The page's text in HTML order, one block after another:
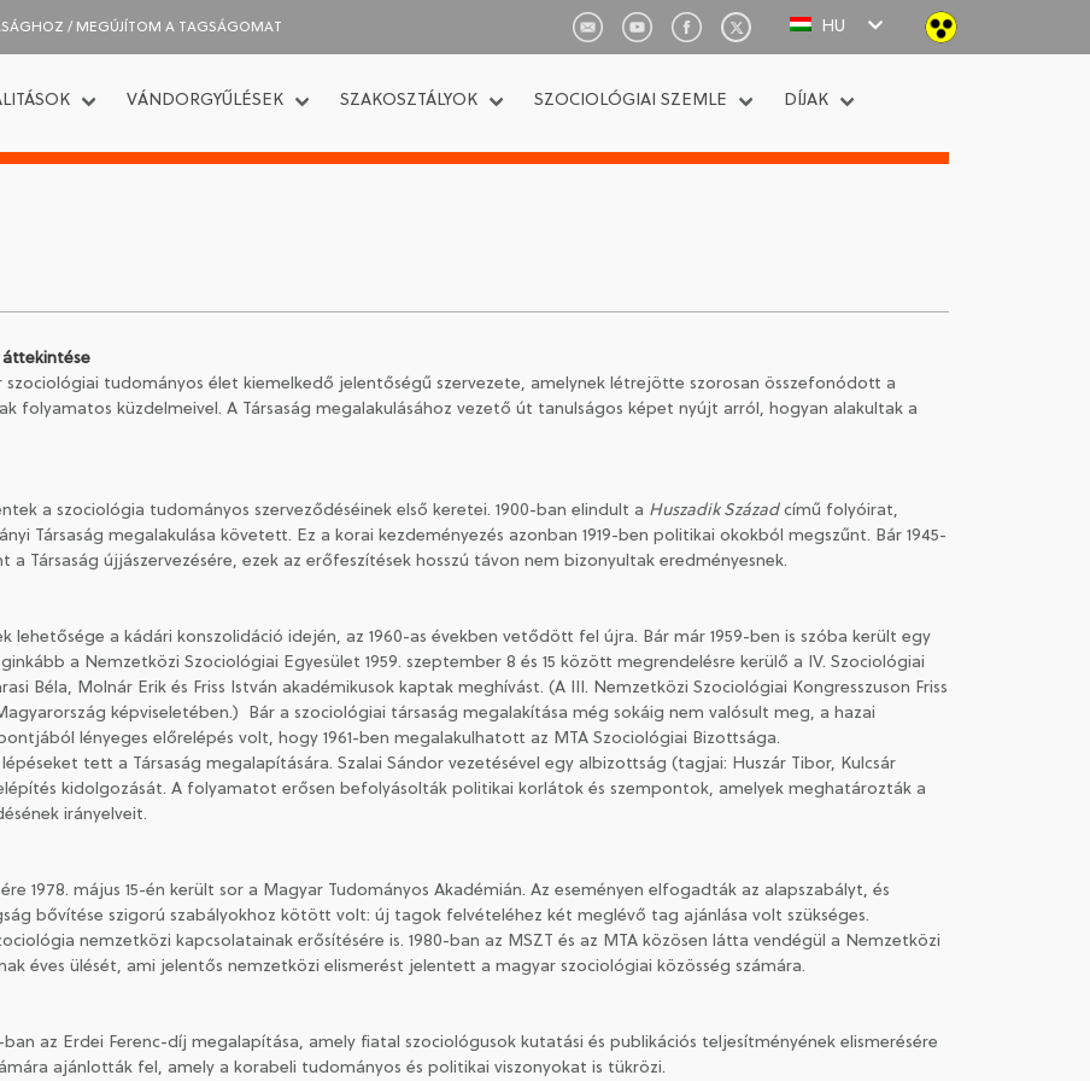
/ MEGÚJÍTOM A TAGSÁGOMAT HU
VÁNDORGYŰLÉSEK SZAKOSZTÁLYOK SZOCIOLÓGIAI SZEMLE DÍJAK
szociológiai tudományos élet kiemelkedő jelentőségű szervezete, amelynek létrejötte szorosan összefonódott a
folyamatos küzdelmeivel. A Társaság megalakulásához vezető út tanulságos képet nyújt arról, hogyan alakultak a
a szociológia tudományos szerveződéséinek első keretei. 1900-ban elindult a Huszadik Századcímű folyóirat,
Társaság megalakulása követett. Ez a korai kezdeményezés azonban 1919-ben politikai okokból megszűnt. Bár 1945-
Társaság újjászervezésére, ezek az erőfeszítések hosszú távon nem bizonyultak eredményesnek.
lehetősége a kádári konszolidáció idején, az 1960-as években vetődött fel újra. Bár már 1959-ben is szóba került egy
a Nemzetközi Szociológiai Egyesület 1959. szeptember 8 és 15 között megrendelésre kerülő a IV. Szociológiai
Béla, Molnár Erik és Friss István akadémikusok kaptak meghívást. (A III. Nemzetközi Szociológiai Kongresszuson Friss
képviseletében.) Bár a szociológiai társaság megalakítása még sokáig nem valósult meg, a hazai
lényeges előrelépés volt, hogy 1961-ben megalakulhatott az MTA Szociológiai Bizottsága.
tett a Társaság megalapítására. Szalai Sándor vezetésével egy albizottság (tagjai: Huszár Tibor, Kulcsár
kidolgozását. A folyamatot erősen befolyásolták politikai korlátok és szempontok, amelyek meghatározták a
irányelveit.
1978. május 15-én került sor a Magyar Tudományos Akadémián. Az eseményen elfogadták az alapszabályt, és
bővítése szigorú szabályokhoz kötött volt: új tagok felvételéhez két meglévő tag ajánlása volt szükséges.
nemzetközi kapcsolatainak erősítésére is. 1980-ban az MSZT és az MTA közösen látta vendégül a Nemzetközi
éves ülését, ami jelentős nemzetközi elismerést jelentett a magyar szociológiai közösség számára.
az Erdei Ferenc-díj megalapítása, amely fiatal szociológusok kutatási és publikációs teljesítményének elismerésére
ajánlották fel, amely a korabeli tudományos és politikai viszonyokat is tükrözi.